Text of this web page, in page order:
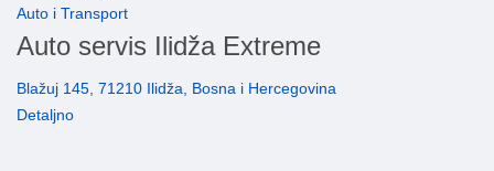
Auto i Transport
Auto servis Ilidža Extreme
Blažuj 145, 71210 Ilidža, Bosna i Hercegovina
Detaljno